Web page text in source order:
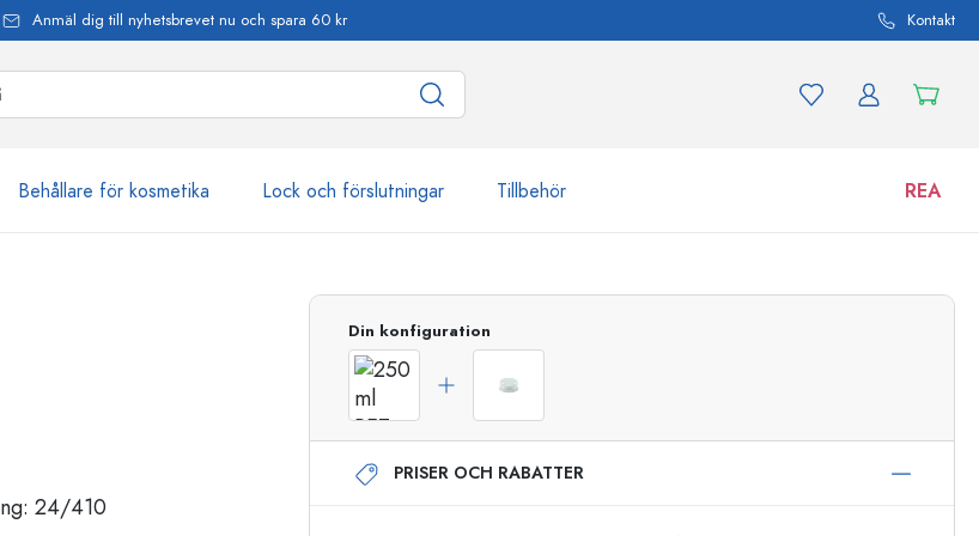
Anmäl dig till nyhetsbrevet nu och spara 60 kr Kontakt
Behållare för kosmetika Lock och förslutningar Tillbehör REA
Sprayflaskor
Airless dispenser
Roll on-flaskor
Burkar
Din konfiguration
PRISER OCH RABATTER